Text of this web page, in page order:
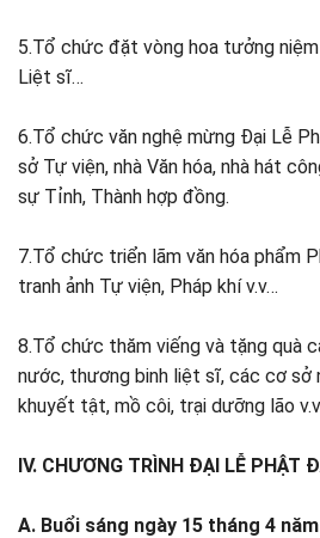
5.Tổ chức đặt vòng hoa tưởng
Liệt sĩ…
6.Tổ chức văn nghệ mừng Đại Lễ
sở Tự viện, nhà Văn hóa, nhà hát
sự Tỉnh, Thành hợp đồng.
7.Tổ chức triển lãm văn hóa phẩm
tranh ảnh Tự viện, Pháp khí v.v…
8.Tổ chức thăm viếng và tặng quà
nước, thương binh liệt sĩ, các cơ sở
khuyết tật, mồ côi, trại dưỡng lão
IV. CHƯƠNG TRÌNH ĐẠI LỄ PHẬT
A. Buổi sáng ngày 15 tháng 4